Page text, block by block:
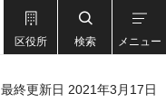
区役所 検索 メニュー
最終更新日 2021年3月17日